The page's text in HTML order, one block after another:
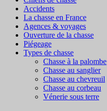
Accidents
La chasse en France
Agences & voyages
Ouverture de la chasse
Piégeage
Types de chasse
Chasse à la palombe
Chasse au sanglier
Chasse au chevreuil
Chasse au corbeau
Vénerie sous terre